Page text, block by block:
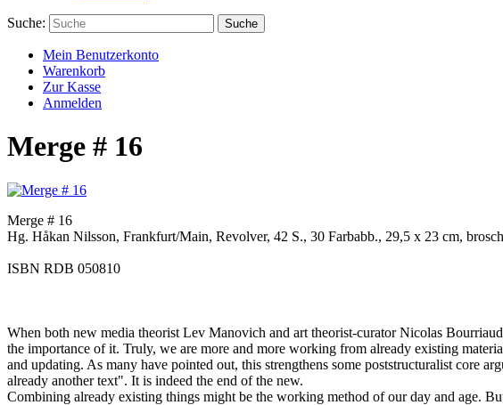
Suche: Suche
Mein Benutzerkonto
Warenkorb
Zur Kasse
Anmelden
Merge # 16
Merge # 16
Hg. Håkan Nilsson, Frankfurt/Main, Revolver, 42 S., 30 Farbabb., 29,5 x 23 cm,
ISBN RDB 050810
When both new media theorist Lev Manovich and art theorist-curator Nicolas
the importance of it. Truly, we are more and more working from already existing
and updating. As many have pointed out, this strengthens some poststructuralist core
already another text". It is indeed the end of the new.
Combining already existing things might be the working method of our day and age.